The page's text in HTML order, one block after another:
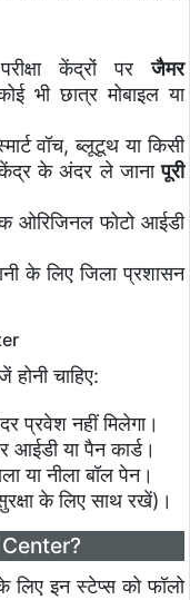
केंद्रों परजैमर
भी छात्र मोबाइल या
वॉच, ब्लूटूथ या किसी
केंद्र के अंदर ले जानापूरी
ओरिजिनल फोटो आईडी
के लिए जिला प्रशासन
चाहिए:
प्रवेश नहीं मिलेगा।
आईडी या पैन कार्ड।
या नीला बॉल पेन।
के लिए साथ रखें)।
लिए इन स्टेप्स को फॉलो